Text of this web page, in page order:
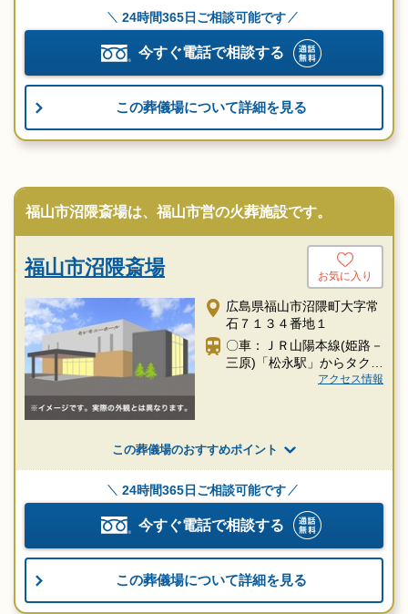
24時間365日ご相談可能です
今すぐ電話で相談する
この葬儀場について詳細を見る
福山市沼隈斎場は、福山市営の火葬施設です。
福山市沼隈斎場 お気に入り
広島県福山市沼隈町大字常
石７１３４番地１
〇車：ＪＲ山陽本線(姫路－
三原)「松永駅」からタクシ
アクセス情報
この葬儀場のおすすめポイント
24時間365日ご相談可能です
今すぐ電話で相談する
この葬儀場について詳細を見る